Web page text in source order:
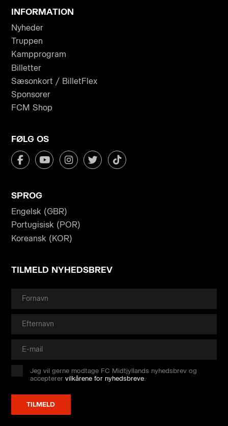
INFORMATION
Nyheder
Truppen
Kampprogram
Billetter
Sæsonkort / BilletFlex
Sponsorer
FCM Shop
FØLG OS
SPROG
Engelsk (GBR)
Portugisisk (POR)
Koreansk (KOR)
TILMELD NYHEDSBREV
Jeg vil gerne modtage FC Midtjyllands nyhedsbrev og
accepterervilkårene for nyhedsbreve.